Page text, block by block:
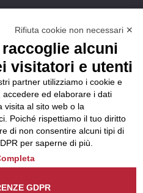
un
.
Rifiuta cookie non necessari ✕
alcuni
visitatori e utenti
partner utilizziamo i cookie e
ed elaborare i dati
visita al sito web o la
Poiché rispettiamo il tuo diritto
di non consentire alcuni tipi di
per saperne di più.
GDPR